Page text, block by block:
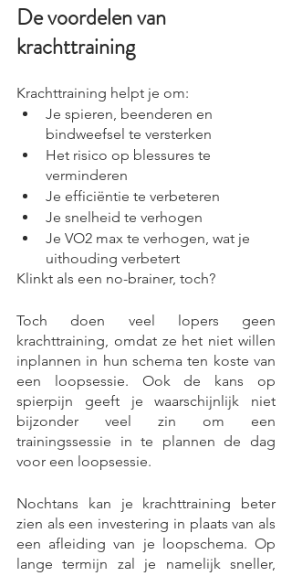
De voordelen van
krachttraining
Krachttraining helpt je om:
Je spieren, beenderen en
bindweefsel te versterken
Het risico op blessures te
verminderen
Je efficiëntie te verbeteren
Je snelheid te verhogen
Je VO2 max te verhogen, wat je
uithouding verbetert
Klinkt als een no-brainer, toch?
Toch doen veel lopers geen
krachttraining, omdat ze het niet willen
inplannen in hun schema ten koste van
een loopsessie. Ook de kans op
spierpijn geeft je waarschijnlijk niet
bijzonder veel zin om een
trainingssessie in te plannen de dag
voor een loopsessie.
Nochtans kan je krachttraining beter
zien als een investering in plaats van als
een afleiding van je loopschema. Op
lange termijn zal je namelijk sneller,